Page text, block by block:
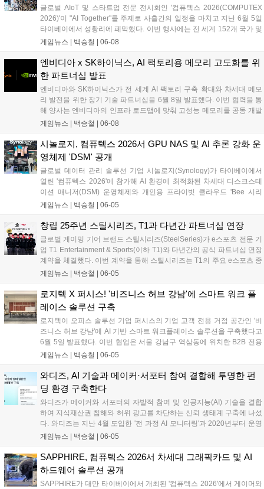
글로벌 AIoT 및 스타트업 전문 전시회인 '컴퓨텍스 2026(COMPUTEX
2026)'이 "AI Together"를 주제로 사흘간의 일정을 마치고 지난 6월 5일
타이베이에서 성황리에 폐막했다. 이번 행사에는 전 세계 152개 국가 및
지역에서 11만 1,312명의 바이어가 방문했으며, 인텔, 퀄컴, 마벨, NXP
팅 및 게이밍 환경의 핵심이 될 AI 기술의 미래 청사진을 제시했다. 특히
가상 공간을 넘어 실제 하드웨어 제어와 연동되는 피지컬 AI 기술과 에이
수스(ASUS), 트랜센드 등 주요 제조사들의 지속가능한 하드웨어 생태계
가 집중 조명되며 전 세계 게이머들과 산업 관계자들의 이목을 집중시켰
다....
게임뉴스 | 백승철 06-08
엔비디아 x SK하이닉스, AI 팩토리용 메모리 고도화를 위
한 파트너십 발표
엔비디아와 SK하이닉스가 전 세계 AI 팩토리 구축 확대와 차세대 메모
리 발전을 위한 장기 기술 파트너십을 6월 8일 발표했다. 이번 협력을 통
해 양사는 엔비디아의 인프라 로드맵에 맞춰 고성능 메모리를 공동 개발
하며, 개인용 PC 시장을 겨냥한 '엔비디아 RTX 스파크(RTX Spark) PC'
어링 협력을 기반으로 최첨단 모델 훈련부터 차세대 PC 및 로보틱스 컴
퓨팅 플랫폼까지 아우르는 고성능 반도체 생태계를 구축할 방침이다....
게임뉴스 | 백승철 06-08
시놀로지, 컴퓨텍스 2026서 GPU NAS 및 AI 추론 강화 운
영체제 'DSM' 공개
글로벌 데이터 관리 솔루션 기업 시놀로지(Synology)가 타이베이에서
열린 '컴퓨텍스 2026'에 참가해 AI 환경에 최적화된 차세대 디스크스테
이션 매니저(DSM) 운영체제와 개인용 프라이빗 클라우드 'Bee 시리
즈'를 포함한 신규 라인업을 전격 공개했다. 이번 신제품군은 하드웨어
것이 특징이다. 대용량 미디어 파일 백업이 잦은 크리에이터와 게이머,
그리고 엔터프라이즈 인프라를 아우르는 차세대 데이터 생태계를 구축
하겠다는 전략이다....
게임뉴스 | 백승철 06-05
창립 25주년 스틸시리즈, T1과 다년간 파트너십 연장
글로벌 게이밍 기어 브랜드 스틸시리즈(SteelSeries)가 e스포츠 전문 기
업 T1 Entertainment & Sports(이하 T1)와 다년간의 공식 파트너십 연장
계약을 체결했다. 이번 계약을 통해 스틸시리즈는 T1의 주요 e스포츠 종
목인 리그 오브 레전드(LoL)와 발로란트(VALORANT) 팀 소속 선수들에
는 향후 제품 테스트와 마케팅 활동 등 다양한 프로젝트에서 협력하며
프리미엄 게이밍 기어의 기술 우수성을 강화할 방침이다....
게임뉴스 | 백승철 06-05
로지텍 X 퍼시스! '비즈니스 허브 강남'에 스마트 워크 플
레이스 솔루션 구축
로지텍이 오피스 솔루션 기업 퍼시스의 기업 고객 전용 거점 공간인 '비
즈니스 허브 강남'에 AI 기반 스마트 워크플레이스 솔루션을 구축했다고
6월 5일 발표했다. 이번 협업은 서울 강남구 역삼동에 위치한 B2B 전용
공간에서 실제 업무 및 고객 상담 환경을 기반으로 진행됐다. 로지텍은
솔루션을 도입해 하이브리드 업무 환경에 맞춘 스마트 협업 환경을 구현
했다. 퍼시스의 '비즈니스 허브 강남'은 강남업무지구(GBD) 내 기업 고객
에게 실제 업무 환경 기반의 오피스 경험을 제공하는 실사용 기반 공간
이다. 퍼시스 직원들의 실제 근무 공간과 고객 체험 및 상담 공간으로 운
영되어, 방문 고객이 로지텍의 화상회의 솔루션이 적용된 업무 환경을
직접 확인하고 자사에 적합한 구축 방향을 검토할 수 있도록 했다....
게임뉴스 | 백승철 06-05
와디즈, AI 기술과 메이커·서포터 참여 결합해 투명한 펀
딩 환경 구축한다
와디즈가 메이커와 서포터의 자발적 참여 및 인공지능(AI) 기술을 결합
하여 지식재산권 침해와 허위 광고를 차단하는 신뢰 생태계 구축에 나섰
다. 와디즈는 지난 4월 도입한 '전 과정 AI 모니터링'과 2020년부터 운영
해 온 이용자 신고하기 기능을 연계해 기술적 탐지가 어려운 이미지 무
있다. 이번 시스템 고도화를 통해 창작자의 독창적인 아이디어가 무단
도용되는 피해를 예방하고, 플랫폼 운영의 투명성을 한층 높일 전망이
다....
게임뉴스 | 백승철 06-05
SAPPHIRE, 컴퓨텍스 2026서 차세대 그래픽카드 및 AI
하드웨어 솔루션 공개
SAPPHIRE가 대만 타이베이에서 개최된 '컴퓨텍스 2026'에서 게이머와